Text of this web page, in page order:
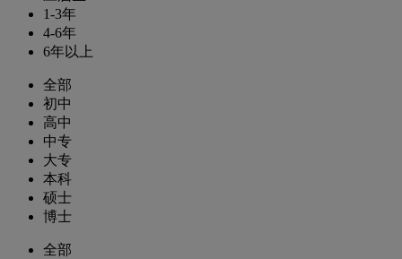
1-3年
4-6年
6年以上
全部
初中
高中
中专
大专
本科
硕士
博士
全部